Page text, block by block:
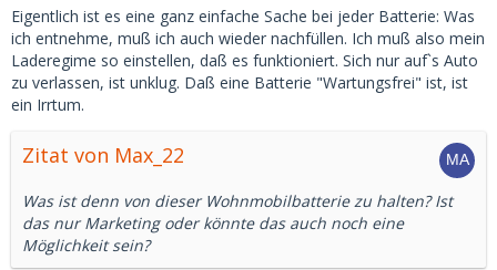
Eigentlich ist es eine ganz einfache Sache bei jeder Batterie: Was
ich entnehme, muß ich auch wieder nachfüllen. Ich muß also mein
Laderegime so einstellen, daß es funktioniert. Sich nur auf`s Auto
zu verlassen, ist unklug. Daß eine Batterie "Wartungsfrei" ist, ist
ein Irrtum.
Zitat von Max_22
Was ist denn von dieser Wohnmobilbatterie zu halten? Ist
das nur Marketing oder könnte das auch noch eine
Möglichkeit sein?